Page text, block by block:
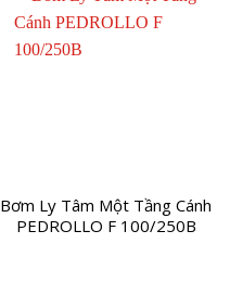
Bơm Ly Tâm Một Tầng Cánh
PEDROLLO F 100/250B